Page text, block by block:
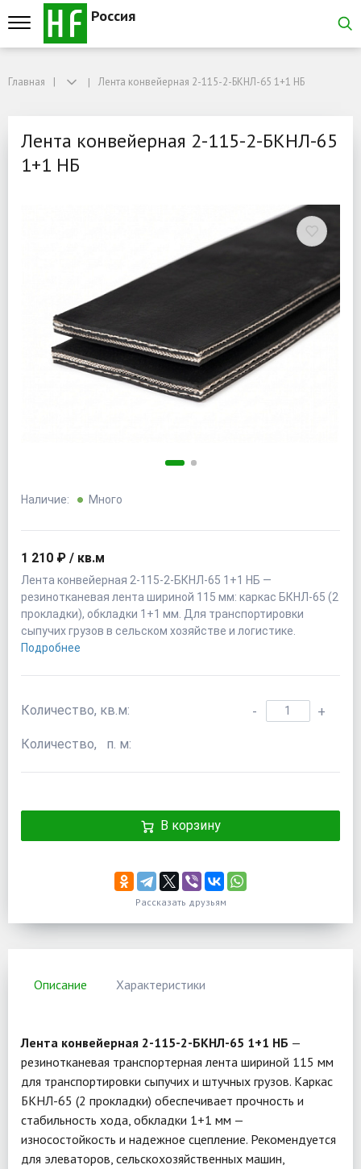
Россия
Лента конвейерная 2-115-2-БКНЛ-65 1+1 НБ
Главная Лента конвейерная 2-115-2-БКНЛ-65 1+1 НБ
Лента конвейерная 2-115-2-БКНЛ-65
1+1 НБ
Наличие: Много
1 210 ₽ / кв.м
Лента конвейерная 2-115-2-БКНЛ-65 1+1 НБ —
резинотканевая лента шириной 115 мм: каркас БКНЛ-65 (2
прокладки), обкладки 1+1 мм. Для транспортировки
сыпучих грузов в сельском хозяйстве и логистике.
Подробнее
Количество, кв.м: - +
Количество, п. м:
В корзину
Рассказать друзьям
Описание Характеристики
Лента конвейерная 2-115-2-БКНЛ-65 1+1 НБ —
резинотканевая транспортерная лента шириной 115 мм
для транспортировки сыпучих и штучных грузов. Каркас
БКНЛ-65 (2 прокладки) обеспечивает прочность и
стабильность хода, обкладки 1+1 мм —
износостойкость и надежное сцепление. Рекомендуется
для элеваторов, сельскохозяйственных машин,